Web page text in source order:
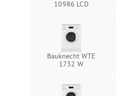
10986 LCD
Bauknecht WTE
1732 W